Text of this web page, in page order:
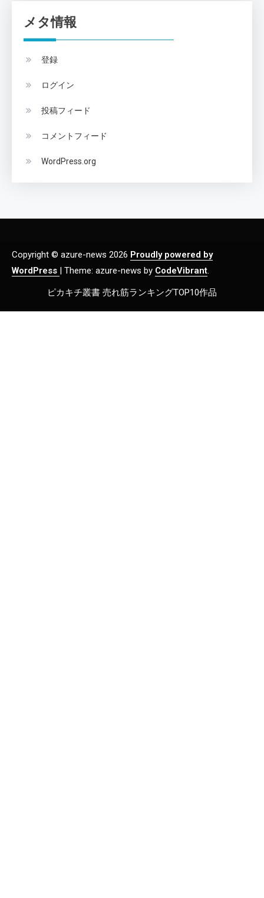
メタ情報
登録
ログイン
投稿フィード
コメントフィード
WordPress.org
Copyright © azure-news 2026 Proudly powered by
WordPress | Theme: azure-news by CodeVibrant.
ピカキチ叢書 売れ筋ランキングTOP10作品